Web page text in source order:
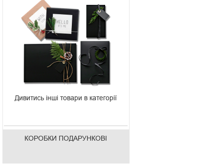
Дивитись інші товари в категорії
КОРОБКИ ПОДАРУНКОВІ